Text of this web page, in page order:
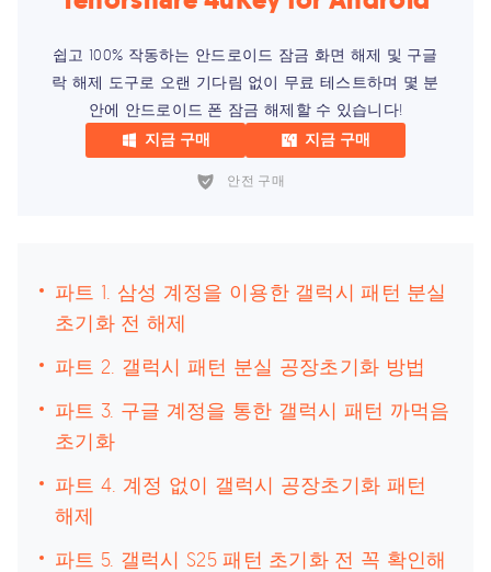
쉽고 100% 작동하는 안드로이드 잠금 화면 해제 및 구글
락 해제 도구로 오랜 기다림 없이 무료 테스트하며 몇 분
안에 안드로이드 폰 잠금 해제할 수 있습니다!
지금 구매 지금 구매
안전 구매
파트 1. 삼성 계정을 이용한 갤럭시 패턴 분실
초기화 전 해제
파트 2. 갤럭시 패턴 분실 공장초기화 방법
파트 3. 구글 계정을 통한 갤럭시 패턴 까먹음
초기화
파트 4. 계정 없이 갤럭시 공장초기화 패턴
해제
파트 5. 갤럭시 S25 패턴 초기화 전 꼭 확인해